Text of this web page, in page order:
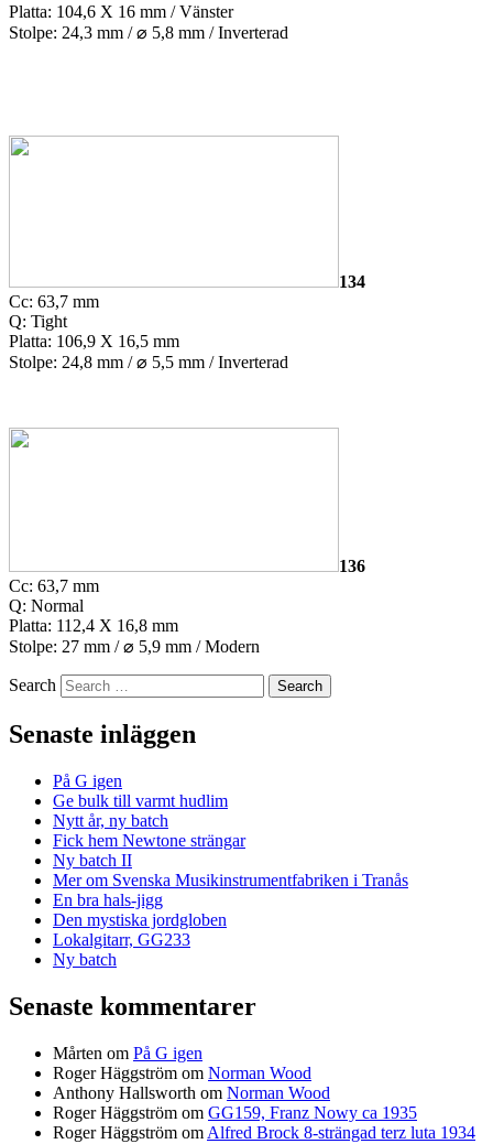
Platta: 104,6 X 16 mm / Vänster
Stolpe: 24,3 mm /⌀ 5,8 mm / Inverterad
134
Cc: 63,7 mm
Q: Tight
Platta: 106,9 X 16,5 mm
Stolpe: 24,8 mm /⌀ 5,5 mm / Inverterad
136
Cc: 63,7 mm
Q: Normal
Platta: 112,4 X 16,8 mm
Stolpe: 27 mm /⌀ 5,9 mm / Modern
Search
Senaste inläggen
På G igen
Ge bulk till varmt hudlim
Nytt år, ny batch
Fick hem Newtone strängar
Ny batch II
Mer om Svenska Musikinstrumentfabriken i Tranås
En bra hals-jigg
Den mystiska jordgloben
Lokalgitarr, GG233
Ny batch
Senaste kommentarer
Mårten om På G igen
Roger Häggström om Norman Wood
Anthony Hallsworth om Norman Wood
Roger Häggström om GG159, Franz Nowy ca 1935
Roger Häggström om Alfred Brock 8-strängad terz luta 1934